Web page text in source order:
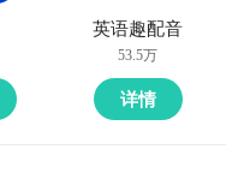
英语趣配音
53.5万
详情